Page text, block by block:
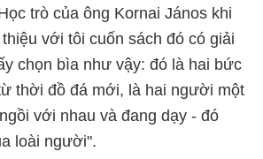
trò của ông Kornai János khi
với tôi cuốn sách đó có giải
chọn bìa như vậy: đó là hai bức
thời đồ đá mới, là hai người một
với nhau và đang dạy - đó
loài người".